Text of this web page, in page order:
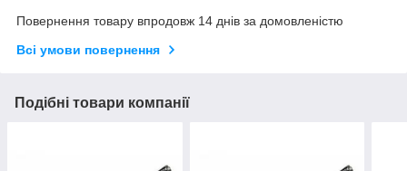
Повернення товару впродовж 14 днів за домовленістю
Всі умови повернення
Подібні товари компанії